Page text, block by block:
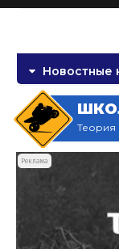
Новостные
Теория
Реклама